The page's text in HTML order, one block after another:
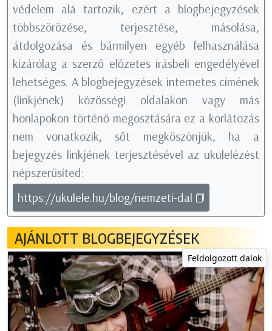
védelem alá tartozik, ezért a blogbejegyzések
többszörözése, terjesztése, másolása,
átdolgozása és bármilyen egyéb felhasználása
kizárólag a szerző előzetes írásbeli engedélyével
lehetséges. A blogbejegyzések internetes címének
(linkjének) közösségi oldalakon vagy más
honlapokon történő megosztására ez a korlátozás
nem vonatkozik, sőt megköszönjük, ha a
bejegyzés linkjének terjesztésével az ukulelézést
népszerűsíted:
https://ukulele.hu/blog/nemzeti-dal
AJÁNLOTT BLOGBEJEGYZÉSEK
Feldolgozott dalok